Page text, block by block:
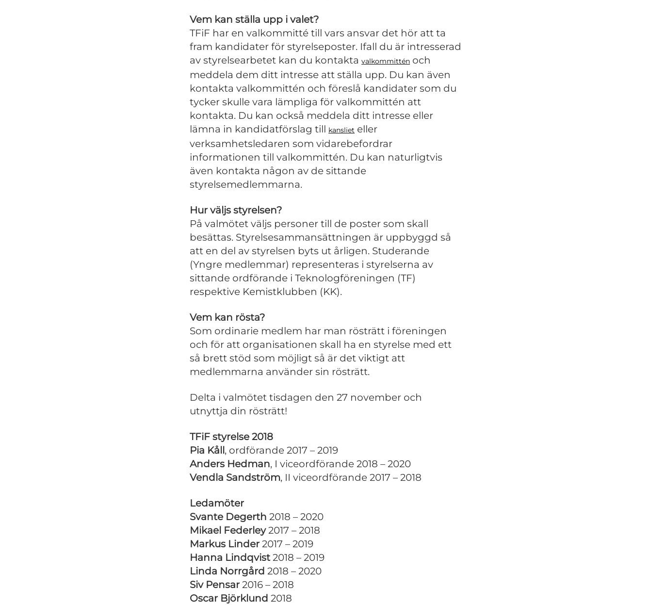
Vem kan ställa upp i valet?
TFiF har en valkommitté till vars ansvar det hör att ta
fram kandidater för styrelseposter. Ifall du är intresserad
av styrelsearbetet kan du kontakta valkommittén och
meddela dem ditt intresse att ställa upp. Du kan även
kontakta valkommittén och föreslå kandidater som du
tycker skulle vara lämpliga för valkommittén att
kontakta. Du kan också meddela ditt intresse eller
lämna in kandidatförslag till kansliet eller
verksamhetsledaren som vidarebefordrar
informationen till valkommittén. Du kan naturligtvis
även kontakta någon av de sittande
styrelsemedlemmarna.
Hur väljs styrelsen?
På valmötet väljs personer till de poster som skall
besättas. Styrelsesammansättningen är uppbyggd så
att en del av styrelsen byts ut årligen. Studerande
(Yngre medlemmar) representeras i styrelserna av
sittande ordförande i Teknologföreningen (TF)
respektive Kemistklubben (KK).
Vem kan rösta?
Som ordinarie medlem har man rösträtt i föreningen
och för att organisationen skall ha en styrelse med ett
så brett stöd som möjligt så är det viktigt att
medlemmarna använder sin rösträtt.
Delta i valmötet tisdagen den 27 november och
utnyttja din rösträtt!
TFiF styrelse 2018
Pia Kåll, ordförande 2017 – 2019
Anders Hedman, I viceordförande 2018 – 2020
Vendla Sandström, II viceordförande 2017 – 2018
Ledamöter
Svante Degerth 2018 – 2020
Mikael Federley2017 – 2018
Markus Linder 2017 – 2019
Hanna Lindqvist2018 – 2019
Linda Norrgård 2018 – 2020
Siv Pensar 2016 – 2018
Oscar Björklund 2018